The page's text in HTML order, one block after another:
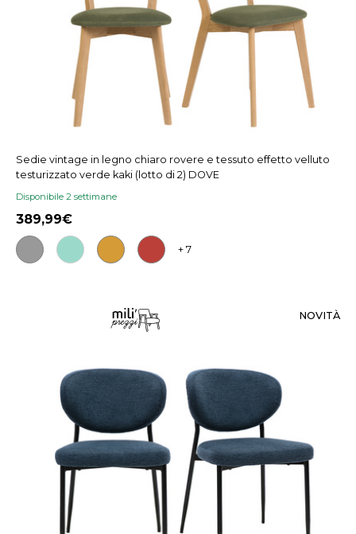
Sedie vintage in legno chiaro rovere e tessuto effetto velluto
testurizzato verde kaki (lotto di 2) DOVE
Disponibile 2 settimane
389,99
+ 7
NOVITÀ